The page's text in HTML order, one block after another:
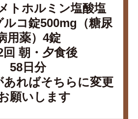
トホルミン塩酸塩
コ錠500mg（糖尿
用薬）4錠
回 朝・夕食後
58日分
あればそちらに変更
願いします